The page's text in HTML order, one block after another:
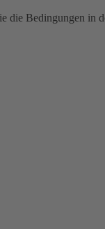
die Bedingungen in